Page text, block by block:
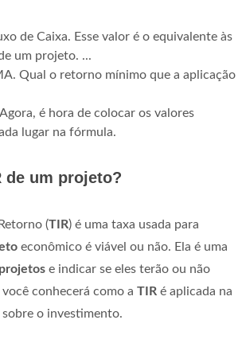
de Caixa. Esse valor é o equivalente às
um projeto. ...
Qual o retorno mínimo que a aplicação
é hora de colocar os valores
lugar na fórmula.
de um projeto?
(TIR) é uma taxa usada para
econômico é viável ou não. Ela é uma
projetos e indicar se eles terão ou não
conhecerá como a TIR é aplicada na
o investimento.